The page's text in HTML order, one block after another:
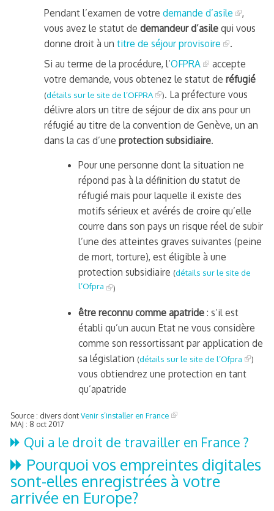
Pendant l’examen de votredemande d’asile
,
vous avez le statut dedemandeur d’asile qui vous
donne droit à untitre de séjour provisoire
.
Si au terme de la procédure, l’OFPRA
accepte
votre demande, vous obtenez le statut deréfugié
(détails sur le site de l’OFPRA ). La préfecture vous
délivre alors un titre de séjour de dix ans pour un
réfugié au titre de la convention de Genève, un an
dans la cas d’uneprotection subsidiaire.
Pour une personne dont la situation ne
répond pas à la définition du statut de
réfugié mais pour laquelle il existe des
motifs sérieux et avérés de croire qu’elle
courre dans son pays un risque réel de subir
l’une des atteintes graves suivantes (peine
de mort, torture), est éligible à une
protection subsidiaire (détails sur le site de
l’Ofpra )
être reconnu comme apatride: s’il est
établi qu’un aucun Etat ne vous considère
comme son ressortissant par application de
sa législation (détails sur le site de l’Ofpra )
vous obtiendrez une protection en tant
qu’apatride
Source : divers dontVenir s’installer en France
MAJ : 8 oct 2017
Qui a le droit de travailler en France ?
Pourquoi vos empreintes digitales
sont-elles enregistrées à votre
arrivée en Europe?
de minorité – #NeLesLaissonsPasAlaRue
IT
implication des gendarmes ?